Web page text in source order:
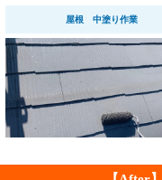
屋根 中塗り作業